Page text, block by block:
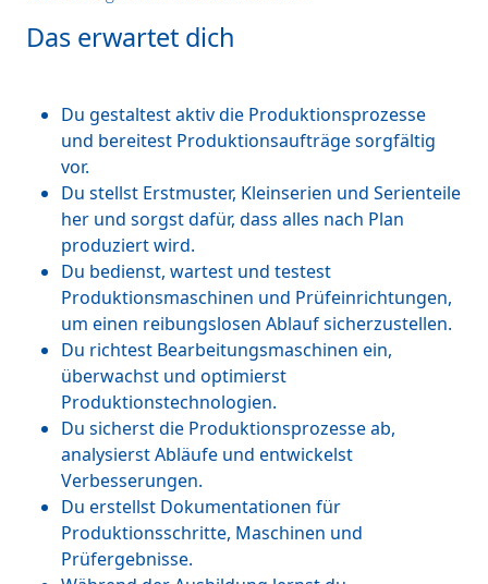
Das erwartet dich
Du gestaltest aktiv die Produktionsprozesse
und bereitest Produktionsaufträge sorgfältig
vor.
Du stellst Erstmuster, Kleinserien und Serienteile
her und sorgst dafür, dass alles nach Plan
produziert wird.
Du bedienst, wartest und testest
Produktionsmaschinen und Prüfeinrichtungen,
um einen reibungslosen Ablauf sicherzustellen.
Du richtest Bearbeitungsmaschinen ein,
überwachst und optimierst
Produktionstechnologien.
Du sicherst die Produktionsprozesse ab,
analysierst Abläufe und entwickelst
Verbesserungen.
Du erstellst Dokumentationen für
Produktionsschritte, Maschinen und
Prüfergebnisse.